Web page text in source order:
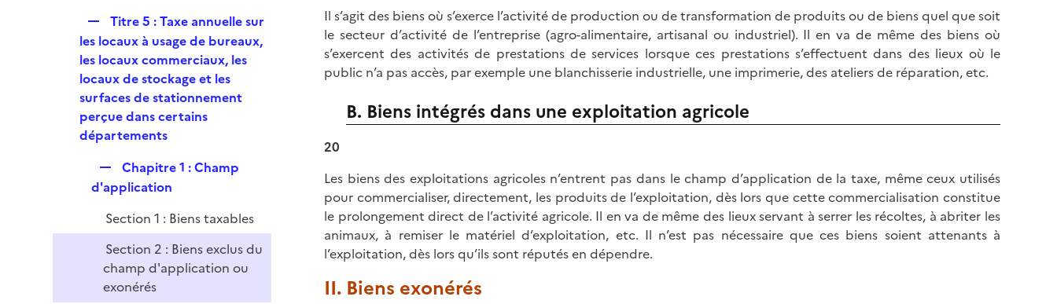
e
p
l
i
e
r
Titre 5 : Taxe annuelle sur
les locaux à usage de bureaux,
les locaux commerciaux, les
locaux de stockage et les
surfaces de stationnement
perçue dans certains
départements
e
l
Chapitre 1 : Champ
d'application
Section 1 : Biens taxables
Section 2 : Biens exclus du
champ d'application ou
exonérés
Il s’agit des biens où s’exerce l’activité de production ou de transformation de produits ou de biens quel que soit
le secteur d’activité de l’entreprise (agro-alimentaire, artisanal ou industriel). Il en va de même des biens où
s’exercent des activités de prestations de services lorsque ces prestations s’effectuent dans des lieux où le
public n’a pas accès, par exemple une blanchisserie industrielle, une imprimerie, des ateliers de réparation, etc.
B. Biens intégrés dans une exploitation agricole
20
Les biens des exploitations agricoles n’entrent pas dans le champ d’application de la taxe, même ceux utilisés
pour commercialiser, directement, les produits de l’exploitation, dès lors que cette commercialisation constitue
le prolongement direct de l’activité agricole. Il en va de même des lieux servant à serrer les récoltes, à abriter les
animaux, à remiser le matériel d’exploitation, etc. Il n’est pas nécessaire que ces biens soient attenants à
l’exploitation, dès lors qu’ils sont réputés en dépendre.
II. Biens exonérés